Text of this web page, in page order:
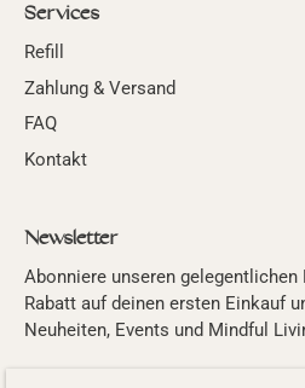
Services
Refill
Zahlung & Versand
FAQ
Kontakt
Newsletter
Abonniere unseren gelegentlichen
Rabatt auf deinen ersten Einkauf
Neuheiten, Events und Mindful